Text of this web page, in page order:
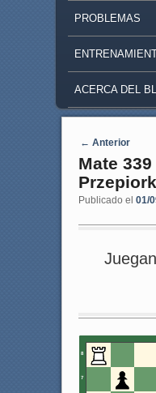
PROBLEMAS
ACERCA DEL
Navegaci�n de
← Anterior
Mate
Publicado el 01/
8
7